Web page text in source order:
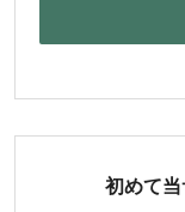
初めて